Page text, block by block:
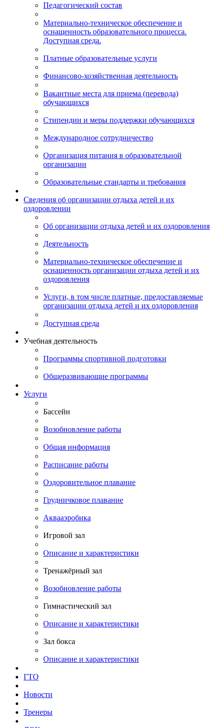
Педагогический состав
Материально-техническое обеспечение и
оснащенность образовательного процесса.
Доступная среда.
Платные образовательные услуги
Финансово-хозяйственная деятельность
Вакантные места для приема (перевода)
обучающихся
Стипендии и меры поддержки обучающихся
Международное сотрудничество
Организация питания в образовательной
организации
Образовательные стандарты и требования
Сведения об организации отдыха детей и их
оздоровлении
Об организации отдыха детей и их оздоровления
Деятельность
Материально-техническое обеспечение и
оснащенность организации отдыха детей и их
оздоровления
Услуги, в том числе платные, предоставляемые
организации отдыха детей и их оздоровления
Доступная среда
Учебная деятельность
Программы спортивной подготовки
Общеразвивающие программы
Услуги
Бассейн
Возобновление работы
Общая информация
Расписание работы
Оздоровительное плавание
Грудничковое плавание
Аквааэробика
Игровой зал
Описание и характеристики
Тренажёрный зал
Возобновление работы
Гимнастический зал
Описание и характеристики
Зал бокса
Описание и характеристики
ГТО
Новости
Тренеры